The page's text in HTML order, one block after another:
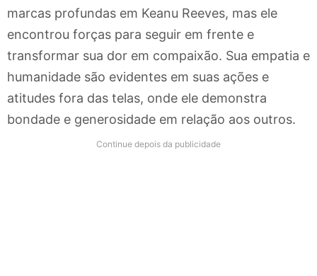
marcas profundas em Keanu Reeves, mas ele
encontrou forças para seguir em frente e
transformar sua dor em compaixão. Sua empatia e
humanidade são evidentes em suas ações e
atitudes fora das telas, onde ele demonstra
bondade e generosidade em relação aos outros.
Continue depois da publicidade